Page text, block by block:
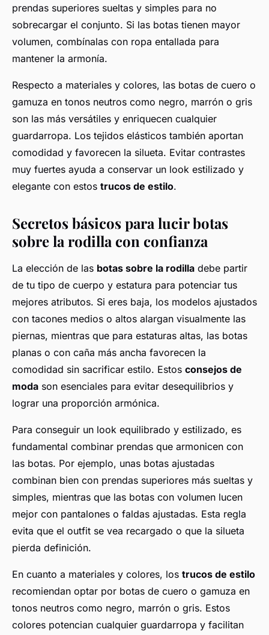
prendas superiores sueltas y simples para no
sobrecargar el conjunto. Si las botas tienen mayor
volumen, combínalas con ropa entallada para
mantener la armonía.
Respecto a materiales y colores, las botas de cuero o
gamuza en tonos neutros como negro, marrón o gris
son las más versátiles y enriquecen cualquier
guardarropa. Los tejidos elásticos también aportan
comodidad y favorecen la silueta. Evitar contrastes
muy fuertes ayuda a conservar un look estilizado y
elegante con estos trucos de estilo.
Secretos básicos para lucir botas
sobre la rodilla con confianza
La elección de las botas sobre la rodilla debe partir
de tu tipo de cuerpo y estatura para potenciar tus
mejores atributos. Si eres baja, los modelos ajustados
con tacones medios o altos alargan visualmente las
piernas, mientras que para estaturas altas, las botas
planas o con caña más ancha favorecen la
comodidad sin sacrificar estilo. Estos consejos de
moda son esenciales para evitar desequilibrios y
lograr una proporción armónica.
Para conseguir un look equilibrado y estilizado, es
fundamental combinar prendas que armonicen con
las botas. Por ejemplo, unas botas ajustadas
combinan bien con prendas superiores más sueltas y
simples, mientras que las botas con volumen lucen
mejor con pantalones o faldas ajustadas. Esta regla
evita que el outfit se vea recargado o que la silueta
pierda definición.
En cuanto a materiales y colores, los trucos de estilo
recomiendan optar por botas de cuero o gamuza en
tonos neutros como negro, marrón o gris. Estos
colores potencian cualquier guardarropa y facilitan